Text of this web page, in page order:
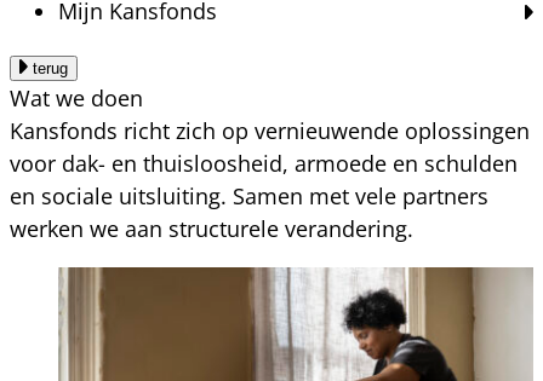
Mijn Kansfonds
terug
Wat we doen
Kansfonds richt zich op vernieuwende oplossingen
voor dak- en thuisloosheid, armoede en schulden
en sociale uitsluiting. Samen met vele partners
werken we aan structurele verandering.